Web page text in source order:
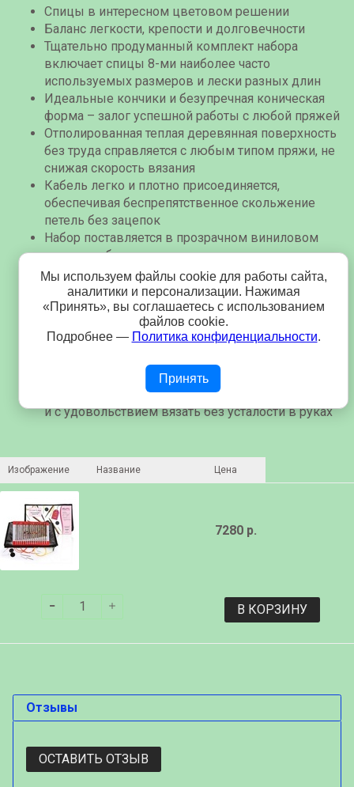
Спицы в интересном цветовом решении
Баланс легкости, крепости и долговечности
Тщательно продуманный комплект набора
включает спицы 8-ми наиболее часто
используемых размеров и лески разных длин
Идеальные кончики и безупречная коническая
форма – залог успешной работы с любой пряжей
Отполированная теплая деревянная поверхность
без труда справляется с любым типом пряжи, не
снижая скорость вязания
Кабель легко и плотно присоединяется,
обеспечивая беспрепятственное скольжение
петель без зацепок
Набор поставляется в прозрачном виниловом
чехле, удобном для хранения и транспортировки.
Чехол имеет застёжку-молнию и по 7 карманов с
каждой стороны для хранения спиц. А ещё
большое свободное пространство для хранения
дополнительных приспособлений или маленьких
проектов!
для хранения лесок
Любимые спицы вязальщицы: позволяют долго
и с удовольствием вязать без усталости в руках
Изображение Название Цена
7280 р.
В КОРЗИНУ
Отзывы
ОСТАВИТЬ ОТЗЫВ
Мы используем файлы cookie для работы сайта,
аналитики и персонализации. Нажимая
«Принять», вы соглашаетесь с использованием
файлов cookie.
Подробнее — Политика конфиденциальности.
Принять